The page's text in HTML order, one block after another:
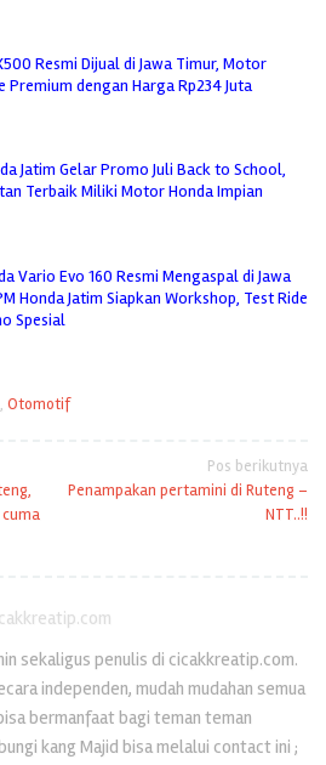
Resmi Dijual di Jawa Timur, Motor
Premium dengan Harga Rp234 Juta
Jatim Gelar Promo Juli Back to School,
Terbaik Miliki Motor Honda Impian
Vario Evo 160 Resmi Mengaspal di Jawa
Honda Jatim Siapkan Workshop, Test Ride
Spesial
, Otomotif
Pos berikutnya
Penampakan pertamini di Ruteng –
NTT..!!
sekaligus penulis di cicakkreatip.com.
independen, mudah mudahan semua
bermanfaat bagi teman teman
kang Majid bisa melalui contact ini ;